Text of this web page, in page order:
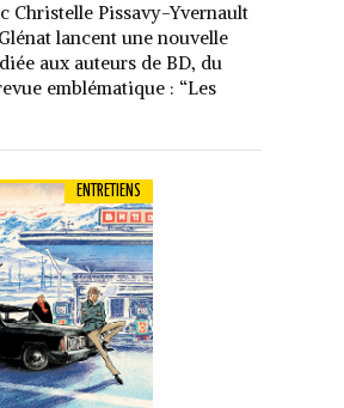
Christelle Pissavy-Yvernault
lancent une nouvelle
aux auteurs de BD, du
emblématique : “Les
ENTRETIENS